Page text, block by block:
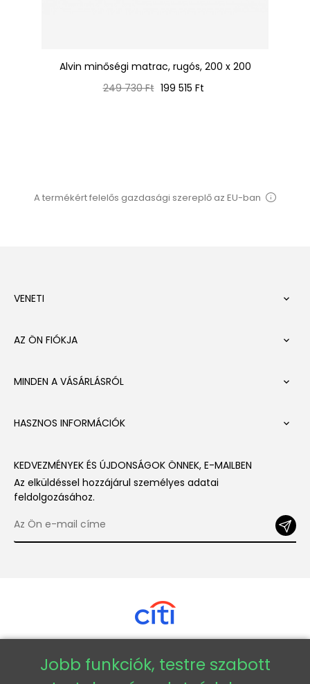
Alvin minőségi matrac, rugós, 200 x 200
Normál
249 730 Ft Ár
199 515 Ft
A termékért felelős gazdasági szereplő az EU-ban
VENETI 
AZ ÖN FIÓKJA 
MINDEN A VÁSÁRLÁSRÓL 
HASZNOS INFORMÁCIÓK 
KEDVEZMÉNYEK ÉS ÚJDONSÁGOK ÖNNEK, E-MAILBEN
Az elküldéssel hozzájárul személyes adatai
feldolgozásához.
Copyright © 2026 - Veneti™
Jobb funkciók, testre szabott